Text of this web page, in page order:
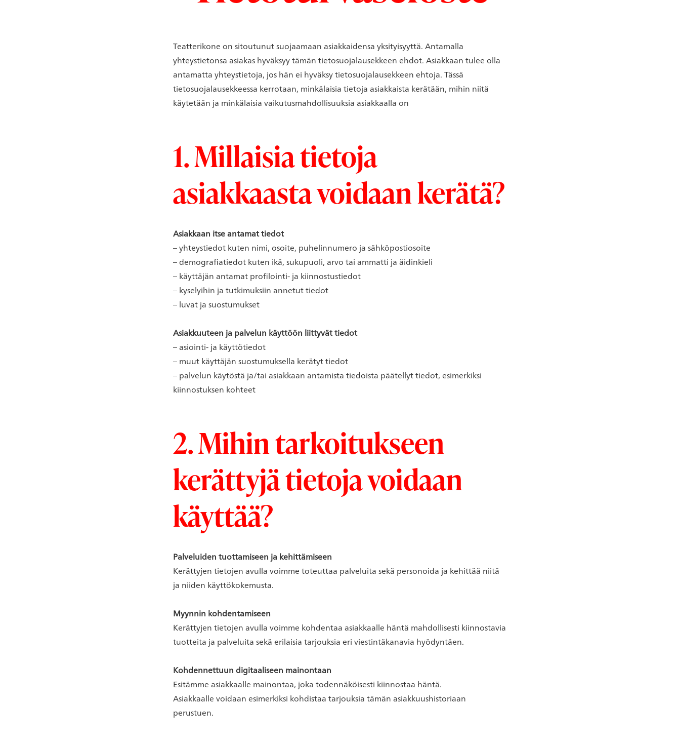
Teatterikone on sitoutunut suojaamaan asiakkaidensa yksityisyyttä. Antamalla
yhteystietonsa asiakas hyväksyy tämän tietosuojalausekkeen ehdot. Asiakkaan tulee olla
antamatta yhteystietoja, jos hän ei hyväksy tietosuojalausekkeen ehtoja. Tässä
tietosuojalausekkeessa kerrotaan, minkälaisia tietoja asiakkaista kerätään, mihin niitä
käytetään ja minkälaisia vaikutusmahdollisuuksia asiakkaalla on
1. Millaisia tietoja
asiakkaasta voidaan kerätä?
Asiakkaan itse antamat tiedot
– yhteystiedot kuten nimi, osoite, puhelinnumero ja sähköpostiosoite
– demografiatiedot kuten ikä, sukupuoli, arvo tai ammatti ja äidinkieli
– käyttäjän antamat profilointi- ja kiinnostustiedot
– kyselyihin ja tutkimuksiin annetut tiedot
– luvat ja suostumukset
Asiakkuuteen ja palvelun käyttöön liittyvät tiedot
– asiointi- ja käyttötiedot
– muut käyttäjän suostumuksella kerätyt tiedot
– palvelun käytöstä ja/tai asiakkaan antamista tiedoista päätellyt tiedot, esimerkiksi
kiinnostuksen kohteet
2. Mihin tarkoitukseen
kerättyjä tietoja voidaan
käyttää?
Palveluiden tuottamiseen ja kehittämiseen
Kerättyjen tietojen avulla voimme toteuttaa palveluita sekä personoida ja kehittää niitä
ja niiden käyttökokemusta.
Myynnin kohdentamiseen
Kerättyjen tietojen avulla voimme kohdentaa asiakkaalle häntä mahdollisesti kiinnostavia
tuotteita ja palveluita sekä erilaisia tarjouksia eri viestintäkanavia hyödyntäen.
Kohdennettuun digitaaliseen mainontaan
Esitämme asiakkaalle mainontaa, joka todennäköisesti kiinnostaa häntä.
Asiakkaalle voidaan esimerkiksi kohdistaa tarjouksia tämän asiakkuushistoriaan
perustuen.